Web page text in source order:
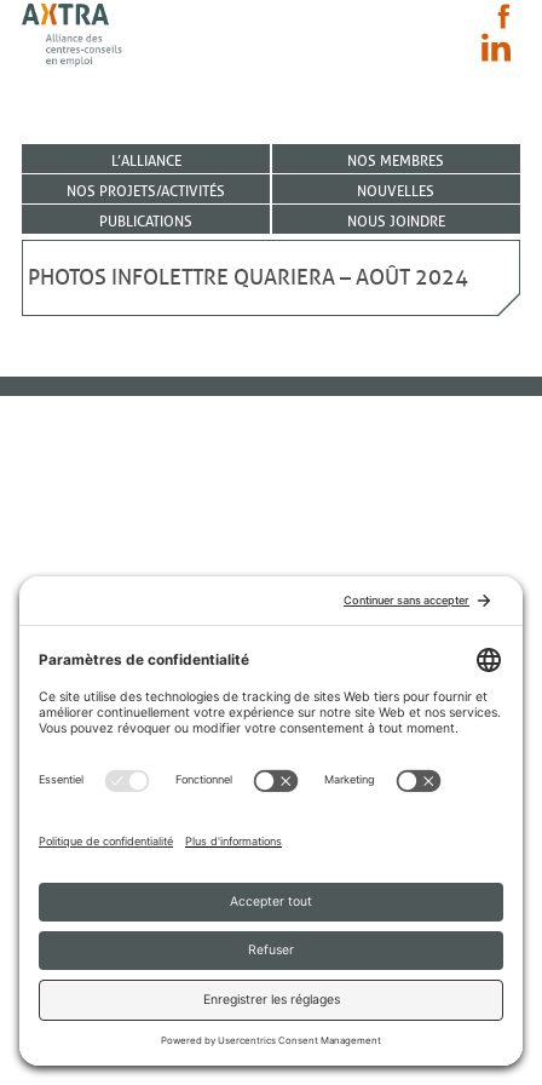
L’ALLIANCE
NOS MEMBRES
NOS PROJETS/ACTIVITÉS
NOUVELLES
PUBLICATIONS
NOUS JOINDRE
PHOTOS INFOLETTRE QUARIERA – AOÛT 2024